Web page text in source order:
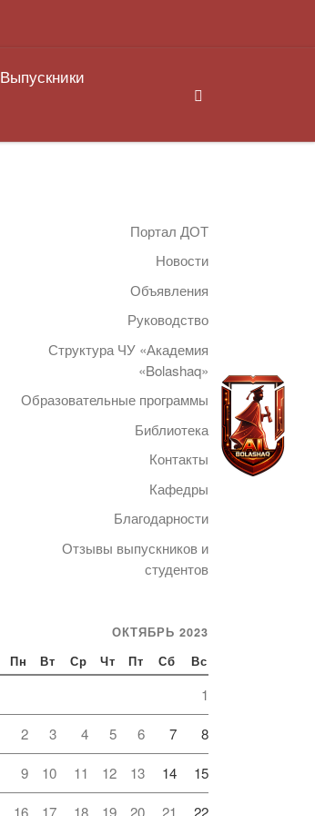
Выпускники
Портал ДОТ
Новости
Объявления
Руководство
Структура ЧУ «Академия
«Bolashaq»
Образовательные программы
Библиотека
Контакты
Кафедры
Благодарности
Отзывы выпускников и
студентов
ОКТЯБРЬ 2023
Пн Вт Ср Чт Пт Сб Вс
1
2 3 4 5 6 7 8
9 10 11 12 13 14 15
16 17 18 19 20 21 22